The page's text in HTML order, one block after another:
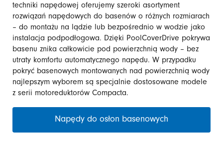
techniki napędowej oferujemy szeroki asortyment
rozwiązań napędowych do basenów o różnych rozmiarach
– do montażu na lądzie lub bezpośrednio w wodzie jako
instalacja podpodłogowa. Dzięki PoolCoverDrive pokrywa
basenu znika całkowicie pod powierzchnią wody – bez
utraty komfortu automatycznego napędu. W przypadku
pokryć basenowych montowanych nad powierzchnią wody
najlepszym wyborem są specjalnie dostosowane modele
z serii motoreduktorów Compacta.
Napędy do osłon basenowych